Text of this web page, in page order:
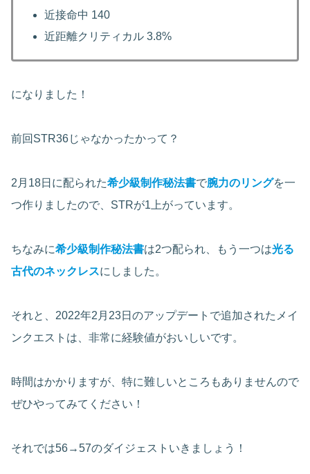
近接命中 140
近距離クリティカル 3.8%
になりました！
前回STR36じゃなかったかって？
2月18日に配られた希少級制作秘法書で腕力のリングを一
つ作りましたので、STRが1上がっています。
ちなみに希少級制作秘法書は2つ配られ、もう一つは光る
古代のネックレスにしました。
それと、2022年2月23日のアップデートで追加されたメイ
ンクエストは、非常に経験値がおいしいです。
時間はかかりますが、特に難しいところもありませんので
ぜひやってみてください！
それでは56→57のダイジェストいきましょう！